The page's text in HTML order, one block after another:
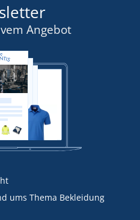
Angebot
ums Thema Bekleidung